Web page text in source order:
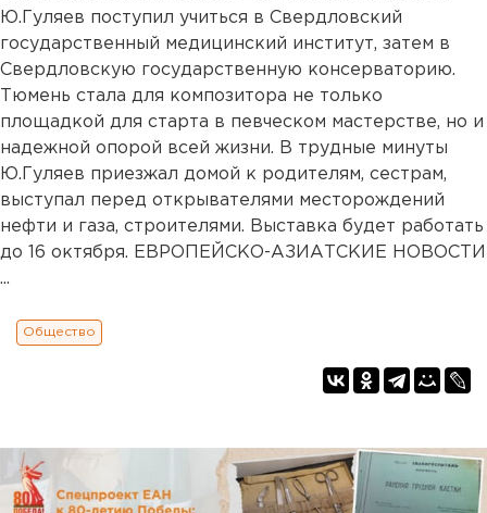
Ю.Гуляев поступил учиться в Свердловский
государственный медицинский институт, затем в
Свердловскую государственную консерваторию.
Тюмень стала для композитора не только
площадкой для старта в певческом мастерстве, но и
надежной опорой всей жизни. В трудные минуты
Ю.Гуляев приезжал домой к родителям, сестрам,
выступал перед открывателями месторождений
нефти и газа, строителями. Выставка будет работать
до 16 октября. ЕВРОПЕЙСКО-АЗИАТСКИЕ НОВОСТИ
...
Общество